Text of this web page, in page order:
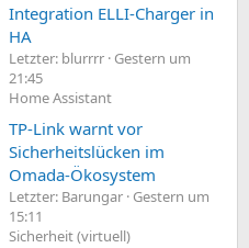
Integration ELLI-Charger in
HA
Letzter: blurrrr Gestern um
21:45
Home Assistant
TP-Link warnt vor
Sicherheitslücken im
Omada-Ökosystem
Letzter: Barungar Gestern um
15:11
Sicherheit (virtuell)